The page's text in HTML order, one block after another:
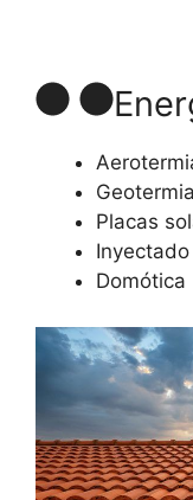
Geotermia
Placas
Domótica